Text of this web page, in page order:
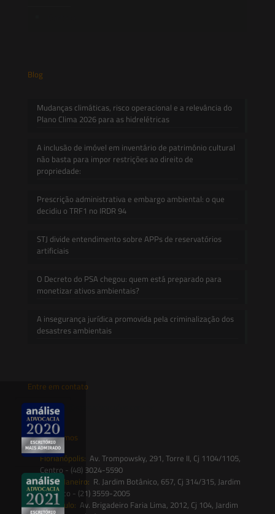
Blog
Mudanças climáticas, risco operacional e a relevância do
Plano Clima 2026 para as hidrelétricas
A inclusão de imóvel em inventário de patrimônio cultural
não basta para impor restrições ao direito de
propriedade:
Prescrição administrativa e embargo ambiental: o que
decidiu o TRF1 no IRDR 94
STJ divide entendimento sobre APPs de reservatórios
artificiais
O Decreto do PSA chegou: quem está preparado para
monetizar ativos ambientais?
A insegurança jurídica promovida pela criminalização dos
desastres ambientais
Entre em contato
contato@saesadvogados.com.br
Onde estamos
Florianópolis: Av. Trompowsky, 291, Torre II, Cj 1104/1105,
Centro - (48) 3024-5590
Rio de Janeiro: R. Jardim Botânico, 657, Cj 314/315, Jardim
Botânico - (21) 3559-2005
São Paulo: Av. Brigadeiro Faria Lima, 2012, Cj 104, Jardim